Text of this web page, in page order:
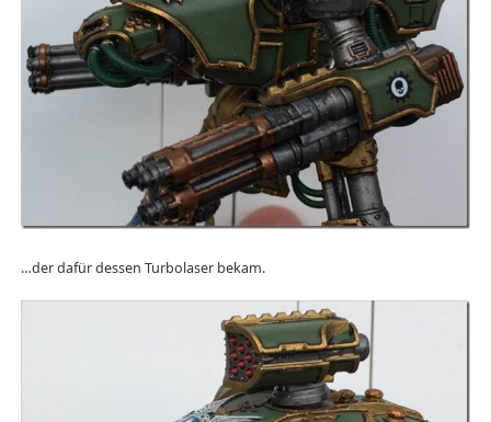
…der dafür dessen Turbolaser bekam.